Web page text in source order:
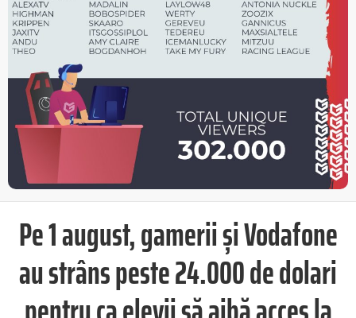
Pe 1 august, gamerii și Vodafone
au strâns peste 24.000 de dolari